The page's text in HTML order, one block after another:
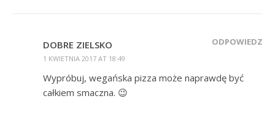
DOBRE ZIELSKO
1 KWIETNIA 2017 AT 18:49
ODPOWIEDZ
Wypróbuj, wegańska pizza może naprawdę być
całkiem smaczna. 😉